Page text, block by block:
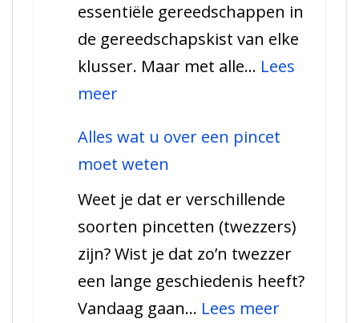
koevoet
essentiële gereedschappen in
de gereedschapskist van elke
klusser. Maar met alle… Lees
meer:
wat
u
moet
weten
over
een
schroevendraaierset
Alles wat u over een pincet
moet weten
Weet je dat er verschillende
soorten pincetten (twezzers)
zijn? Wist je dat zo’n twezzer
een lange geschiedenis heeft?
Vandaag gaan… Lees meer: